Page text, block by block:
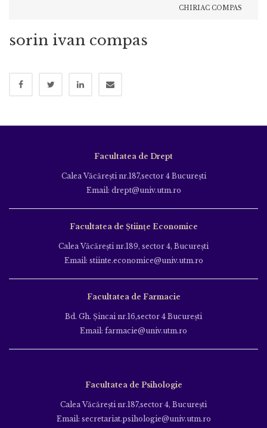
CHIRIAC COMPAS
sorin ivan compas
Facultatea de Drept
Calea Văcăreşti nr.187,sector 4 Bucureşti
Email: drept@univ.utm.ro
Facultatea de Științe Economice
Calea Văcăreşti nr.189, sector 4, Bucureşti
Email: stiinte.economice@univ.utm.ro
Facultatea de Farmacie
Bd. Gh. Şincai nr.16,sector 4 Bucureşti
Email: farmacie@univ.utm.ro
Facultatea de Psihologie
Calea Văcăreşti nr.187,sector 4, Bucureşti
Email: secretariat.psihologie@univ.utm.ro